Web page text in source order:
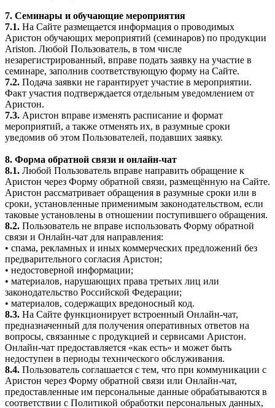
7. Семинары и обучающие мероприятия
7.1. На Сайте размещается информация о проводимых
Аристон обучающих мероприятий (семинаров) по продукции
Ariston. Любой Пользователь, в том числе
незарегистрированный, вправе подать заявку на участие в
семинаре, заполнив соответствующую форму на Сайте.
7.2. Подача заявки не гарантирует участие в мероприятии.
Факт участия подтверждается отдельным уведомлением от
Аристон.
7.3. Аристон вправе изменять расписание и формат
мероприятий, а также отменять их, в разумные сроки
уведомив об этом Пользователей, подавших заявку.
8. Форма обратной связи и онлайн-чат
8.1. Любой Пользователь вправе направить обращение к
Аристон через Форму обратной связи, размещённую на Сайте.
Аристон рассматривает обращения в разумные сроки или в
сроки, установленные применимым законодательством, если
таковые установлены в отношении поступившего обращения.
8.2. Пользователь не вправе использовать Форму обратной
связи и Онлайн-чат для направления:
• спама, рекламных и иных коммерческих предложений без
предварительного согласия Аристон;
• недостоверной информации;
• материалов, нарушающих права третьих лиц или
законодательство Российской Федерации;
• материалов, содержащих вредоносный код.
8.3. На Сайте функционирует встроенный Онлайн-чат,
предназначенный для получения оперативных ответов на
вопросы, связанные с продукцией и сервисами Аристон.
Онлайн-чат предоставляется «как есть» и может быть
недоступен в периоды технического обслуживания.
8.4. Пользователь соглашается с тем, что при коммуникации с
Аристон через Форму обратной связи или Онлайн-чат,
предоставленные им персональные данные обрабатываются в
соответствии с Политикой обработки персональных данных,